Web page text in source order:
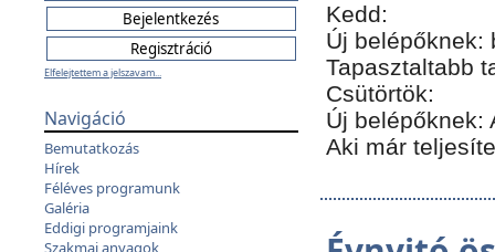
Elfelejtettem a jelszavam...
Navigáció
Bemutatkozás
Hírek
Féléves programunk
Galéria
Eddigi programjaink
Szakmai anyagok
Kedd:
Új belépőknek:
Tapasztaltabb
Csütörtök:
Új belépőknek:
Aki már